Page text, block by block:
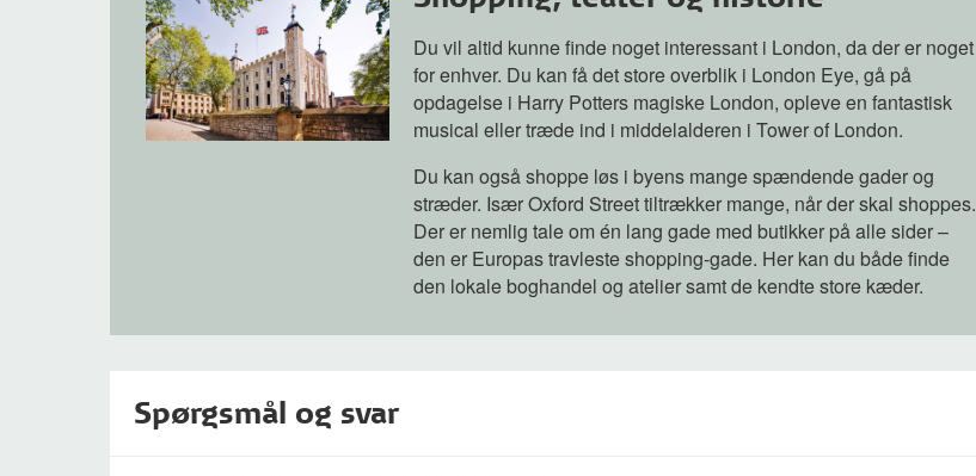
Du vil altid kunne finde noget interessant i London, da der er noget
for enhver. Du kan få det store overblik i London Eye, gå på
opdagelse i Harry Potters magiske London, opleve en fantastisk
musical eller træde ind i middelalderen i Tower of London.
Du kan også shoppe løs i byens mange spændende gader og
stræder. Især Oxford Street tiltrækker mange, når der skal shoppes.
Der er nemlig tale om én lang gade med butikker på alle sider –
den er Europas travleste shopping-gade. Her kan du både finde
den lokale boghandel og atelier samt de kendte store kæder.
Spørgsmål og svar